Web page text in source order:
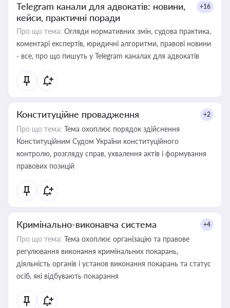
Telegram канали для адвокатів: новини,
кейси, практичні поради
+16
Про що тема: Огляди нормативних змін, судова практика,
коментарі експертів, юридичні алгоритми, правові новини
- все, про що пишуть у Telegram каналах для адвокатів
Конституційне провадження +2
Про що тема: Тема охоплює порядок здійснення
Конституційним Судом України конституційного
контролю, розгляду справ, ухвалення актів і формування
правових позицій
Кримінально-виконавча система +4
Про що тема: Тема охоплює організацію та правове
регулювання виконання кримінальних покарань,
діяльність органів і установ виконання покарань та статус
осіб, які відбувають покарання